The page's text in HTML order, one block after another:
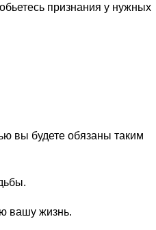
признания у нужных
вы будете обязаны таким
вашу жизнь.